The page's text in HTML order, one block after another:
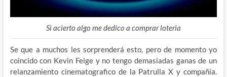
Si acierto algo me dedico a comprar loteria
Se que a muchos les sorprenderá esto, pero de momento yo
coincido con Kevin Feige y no tengo demasiadas ganas de un
relanzamiento cinematografico de la Patrulla X y compañía.